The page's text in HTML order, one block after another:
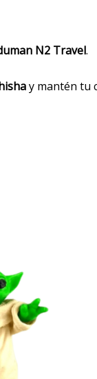
N2 Travel.
y mantén tu